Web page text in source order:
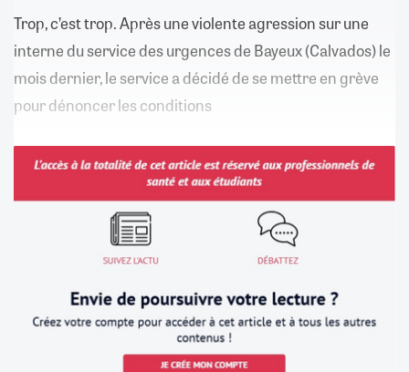
Trop, c’est trop. Après une violente agression sur une
interne du service des urgences de Bayeux (Calvados) le
mois dernier, le service a décidé de se mettre en grève
pour dénoncer les conditions